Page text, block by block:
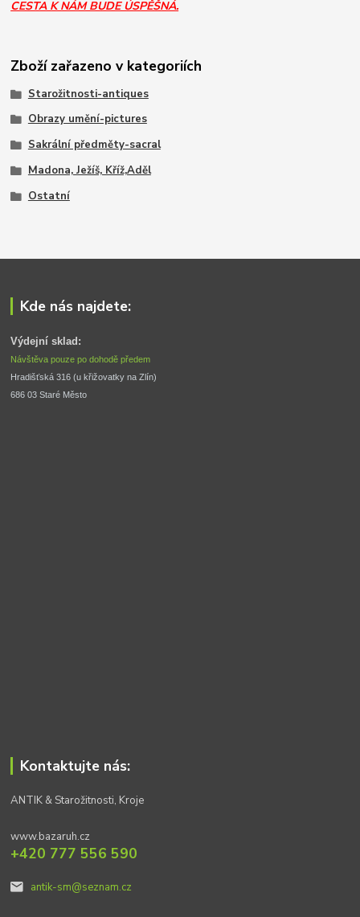
CESTA K NÁM BUDE ÚSPĚŠNÁ.
Zboží zařazeno v kategoriích
Starožitnosti-antiques
Obrazy umění-pictures
Sakrální předměty-sacral
Madona, Ježíš, Kříž,Aděl
Ostatní
Kde nás najdete:
Výdejní sklad:
Návštěva pouze po dohodě předem
Hradišťská 316 (u křižovatky na Zlín)
686 03 Staré Město
Kontaktujte nás:
ANTIK & Starožitnosti, Kroje
www.bazaruh.cz
+420 777 556 590
antik-sm@seznam.cz